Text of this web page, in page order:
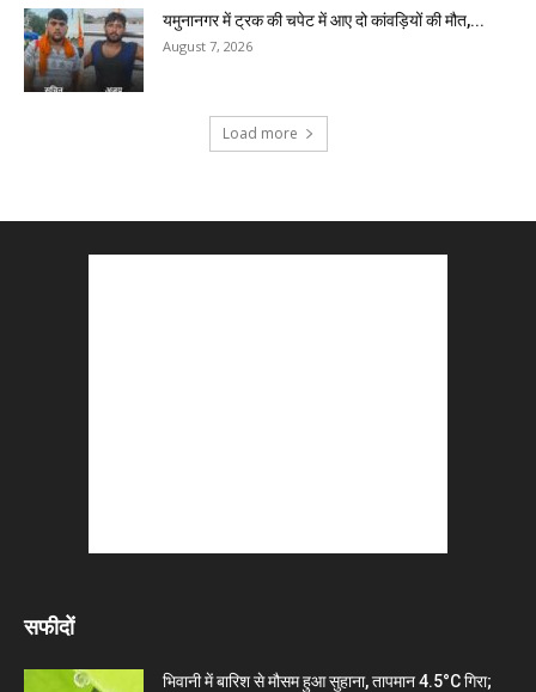
यमुनानगर में ट्रक की चपेट में आए दो कांवड़ियों की मौत,...
August 7, 2026
Load more
सफीदों
भिवानी में बारिश से मौसम हुआ सुहाना, तापमान 4.5°C गिरा;